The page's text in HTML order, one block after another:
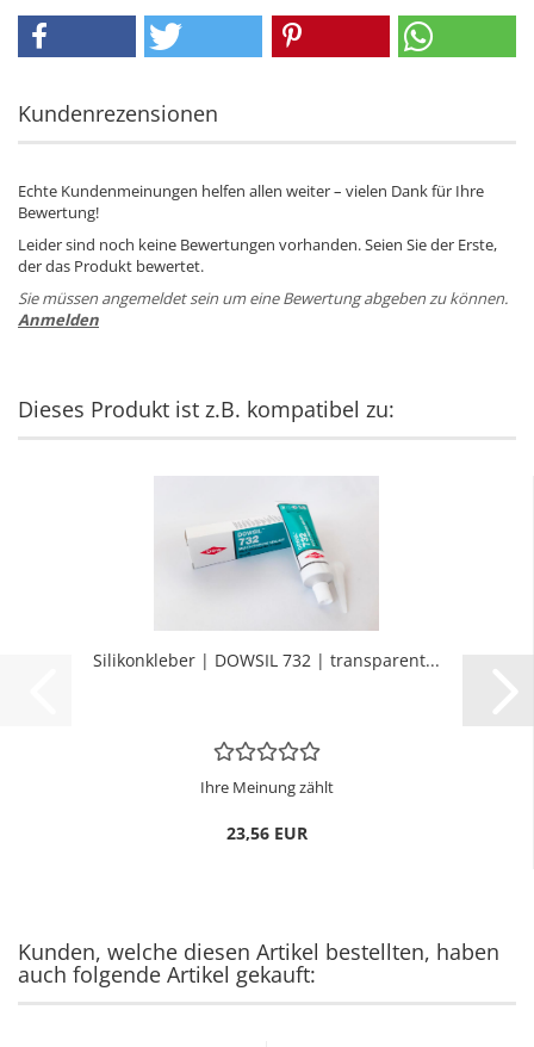
Kundenrezensionen
Echte Kundenmeinungen helfen allen weiter – vielen Dank für Ihre
Bewertung!
Leider sind noch keine Bewertungen vorhanden. Seien Sie der Erste,
der das Produkt bewertet.
Sie müssen angemeldet sein um eine Bewertung abgeben zu können.
Anmelden
Dieses Produkt ist z.B. kompatibel zu:
Si­li­kon­kle­ber | DOW­SIL 732 | trans­pa­rent...
Ihre Meinung zählt
23,56 EUR
Kunden, welche diesen Artikel bestellten, haben
auch folgende Artikel gekauft: